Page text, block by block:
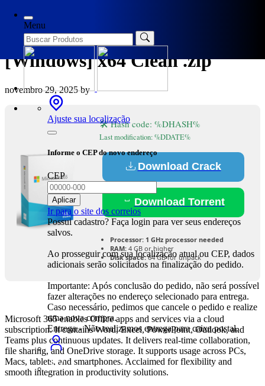
Menu
Ajuste sua localização
Informe o CEP do novo endereço
CEP
Aplicar
Ir para o site dos correios
Possui cadastro? Faça login para ver seus endereços
salvos.
Ao prosseguir com sua localização atual ou CEP, dados
adicionais serão solicitados na finalização do pedido.
Importante: Após conclusão do pedido, não será possível
fazer alterações no endereço selecionado para entrega.
Caso necessário, pedimos que cancele o pedido e realize
uma nova compra.
Entrega - Não realizamos entrega para caixa postal.
Office 365 Activated
[Windows] x64 Clean .zip
novembro 29, 2025by
🛠 Hash code: %DHASH%
Last modification: %DDATE%
Download Crack
Download Torrent
Processor: 1 GHz processor needed
RAM: 4 GB or higher
Disk space:64 GB for unpack
Microsoft 365 enables Office apps and services via a cloud
subscription. It contains Word, Excel, PowerPoint, Outlook, and
Teams plus continuous updates. It delivers real-time collaboration,
file sharing, and OneDrive storage. It supports usage across PCs,
Macs, tablets, and smartphones. Acclaimed for flexibility and
smooth integration in productivity solutions.